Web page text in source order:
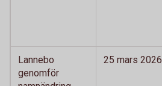
Lannebo
genomför
25 mars 2026